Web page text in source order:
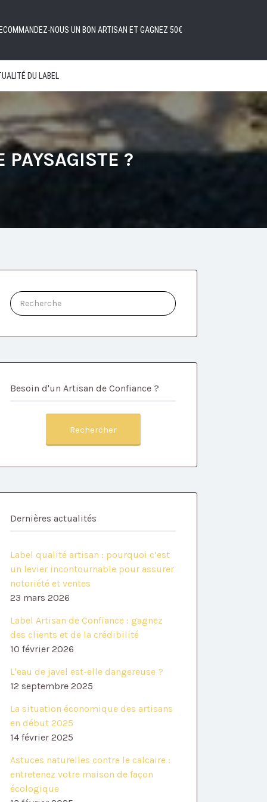
NOUS UN BON ARTISAN ET GAGNEZ 50€
DU LABEL
PAYSAGISTE ?
Rechercher:
Besoin d'un Artisan de Confiance ?
Rechercher
Dernières actualités
Label qualité artisan : pourquoi c’est
un levier incontournable pour assurer
notoriété et ventes
23 mars 2026
Label Artisan de Confiance : gagnez
des clients et de la crédibilité
10 février 2026
L'eau de javel est-elle dangereuse ?
12 septembre 2025
La situation économique des artisans
en début 2025
14 février 2025
Astuces naturelles contre le calcaire :
entretenez votre maison de façon
écologique